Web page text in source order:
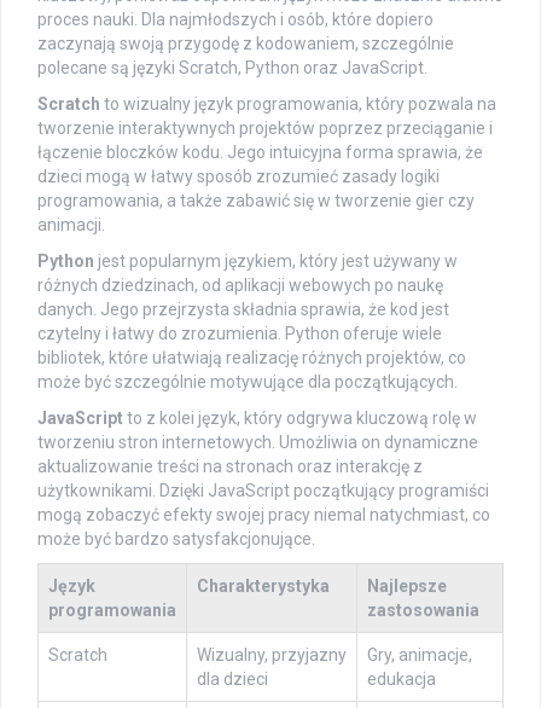
proces nauki. Dla najmłodszych i osób, które dopiero
zaczynają swoją przygodę z kodowaniem, szczególnie
polecane są języki Scratch, Python oraz JavaScript.
Scratch to wizualny język programowania, który pozwala na
tworzenie interaktywnych projektów poprzez przeciąganie i
łączenie bloczków kodu. Jego intuicyjna forma sprawia, że
dzieci mogą w łatwy sposób zrozumieć zasady logiki
programowania, a także zabawić się w tworzenie gier czy
animacji.
Python jest popularnym językiem, który jest używany w
różnych dziedzinach, od aplikacji webowych po naukę
danych. Jego przejrzysta składnia sprawia, że kod jest
czytelny i łatwy do zrozumienia. Python oferuje wiele
bibliotek, które ułatwiają realizację różnych projektów, co
może być szczególnie motywujące dla początkujących.
JavaScriptto z kolei język, który odgrywa kluczową rolę w
tworzeniu stron internetowych. Umożliwia on dynamiczne
aktualizowanie treści na stronach oraz interakcję z
użytkownikami. Dzięki JavaScript początkujący programiści
mogą zobaczyć efekty swojej pracy niemal natychmiast, co
może być bardzo satysfakcjonujące.
Język
programowania
Charakterystyka
Najlepsze
zastosowania
Scratch
Wizualny, przyjazny
dla dzieci
Gry, animacje,
edukacja